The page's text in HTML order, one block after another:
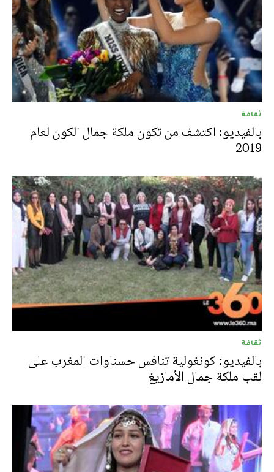
ثقافة
بالفيديو: اكتشف من تكون ملكة جمال الكون لعام
2019
ثقافة
بالفيديو: كونغولية تنافس حسناوات المغرب على
لقب ملكة جمال الأمازيغ